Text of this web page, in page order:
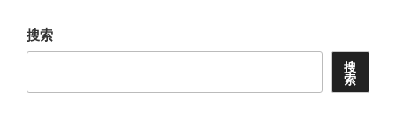
搜索
搜
索